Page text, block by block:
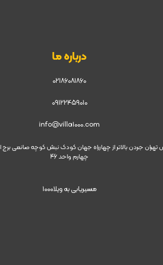
درباره ما
02186081860
09122459010
info@villa1000.com
تهران جردن بالاتر از چهارراه جهان کودک نبش کوچه صانعی برج
چهارم واحد 46
مسیریابی به ویلا1000